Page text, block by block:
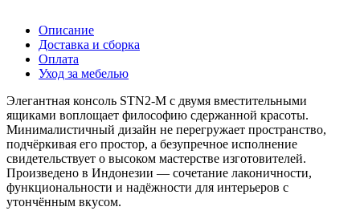
Описание
Доставка и сборка
Оплата
Уход за мебелью
Элегантная консоль STN2-M с двумя вместительными
ящиками воплощает философию сдержанной красоты.
Минималистичный дизайн не перегружает пространство,
подчёркивая его простор, а безупречное исполнение
свидетельствует о высоком мастерстве изготовителей.
Произведено в Индонезии — сочетание лаконичности,
функциональности и надёжности для интерьеров с
утончённым вкусом.